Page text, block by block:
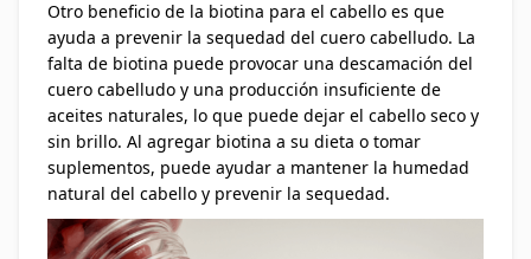
Otro beneficio de la biotina para el cabello es que
ayuda a prevenir la sequedad del cuero cabelludo. La
falta de biotina puede provocar una descamación del
cuero cabelludo y una producción insuficiente de
aceites naturales, lo que puede dejar el cabello seco y
sin brillo. Al agregar biotina a su dieta o tomar
suplementos, puede ayudar a mantener la humedad
natural del cabello y prevenir la sequedad.